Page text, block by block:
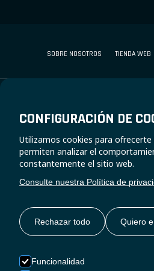
SOBRE NOSOTROS TIENDA WEB
CONFIGURACIÓN DE
Utilizamos cookies para
permiten analizar el
constantemente el sitio web.
Consulte nuestra Política de
Rechazar todo Quiero
Funcionalidad